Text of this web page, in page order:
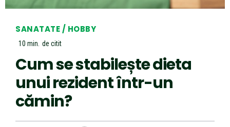
SANATATE / HOBBY
10 min. de citit
Cum se stabilește dieta
unui rezident într-un
cămin?